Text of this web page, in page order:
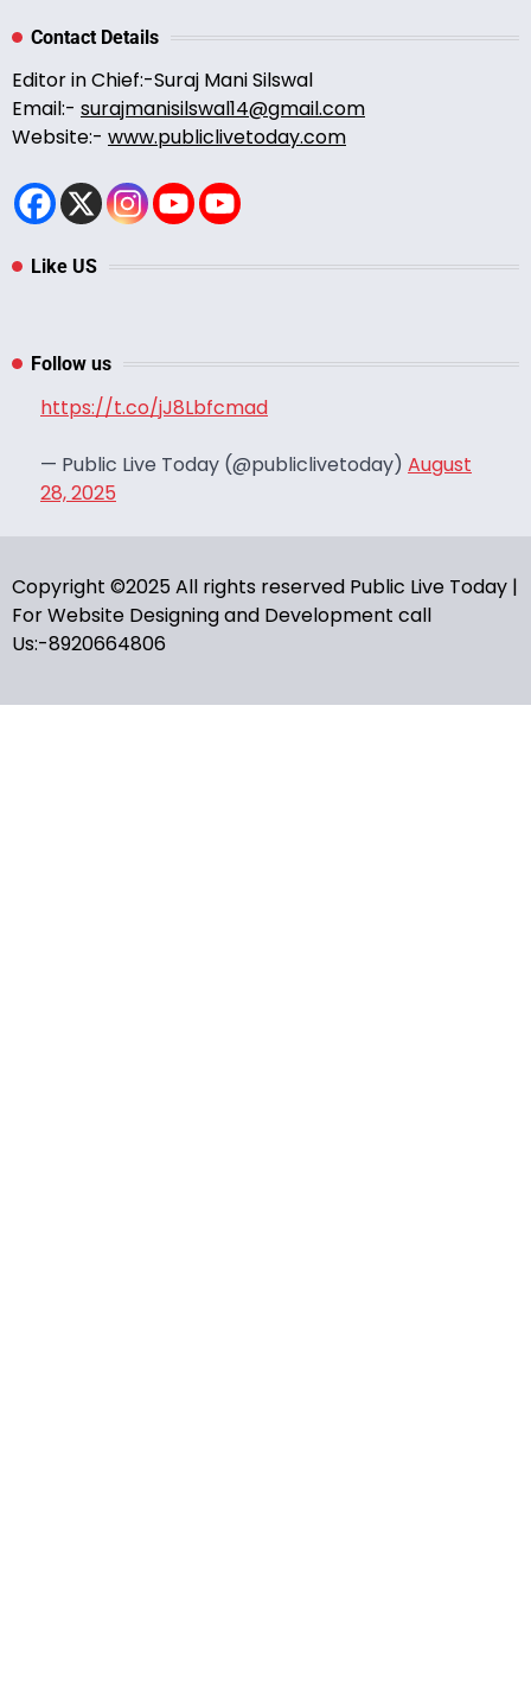
Contact Details
Editor in Chief:-Suraj Mani Silswal
Email:- surajmanisilswal14@gmail.com
Website:- www.publiclivetoday.com
Like US
Follow us
https://t.co/jJ8Lbfcmad
— Public Live Today (@publiclivetoday) August
28, 2025
Copyright ©2025 All rights reserved Public Live Today |
For Website Designing and Development call
Us:-8920664806